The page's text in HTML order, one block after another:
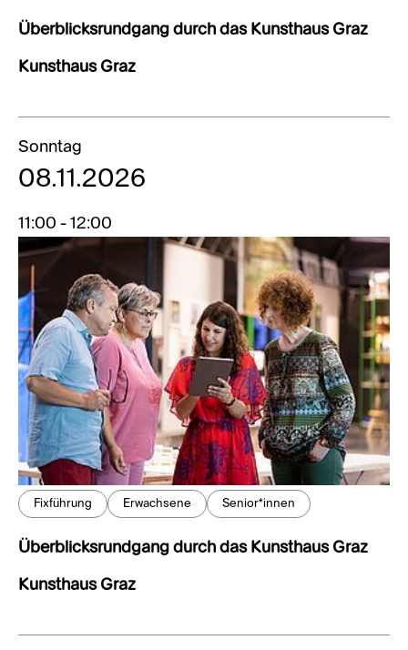
Überblicksrundgang durch das Kunsthaus Graz
Kunsthaus Graz
Sonntag
08.11.2026
11:00 - 12:00
Fixführung Erwachsene Senior*innen
Überblicksrundgang durch das Kunsthaus Graz
Kunsthaus Graz